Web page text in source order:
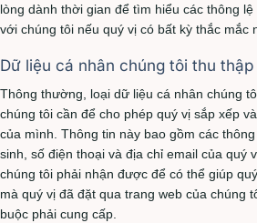
lòng dành thời gian để tìm hiểu các thông
với chúng tôi nếu quý vị có bất kỳ thắc mắc
Dữ liệu cá nhân chúng tôi thu thập
Thông thường, loại dữ liệu cá nhân chúng
chúng tôi cần để cho phép quý vị sắp xếp
của mình. Thông tin này bao gồm các
sinh, số điện thoại và địa chỉ email của quý
chúng tôi phải nhận được để có thể giúp
mà quý vị đã đặt qua trang web của chúng
buộc phải cung cấp.